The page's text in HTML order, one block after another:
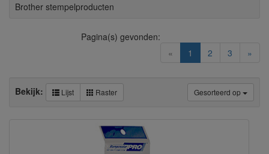
Brother stempelproducten
« 1 (current)
2 3 »
Pagina(s) gevonden:
Gesorteerd op
Bekijk: Lijst Raster